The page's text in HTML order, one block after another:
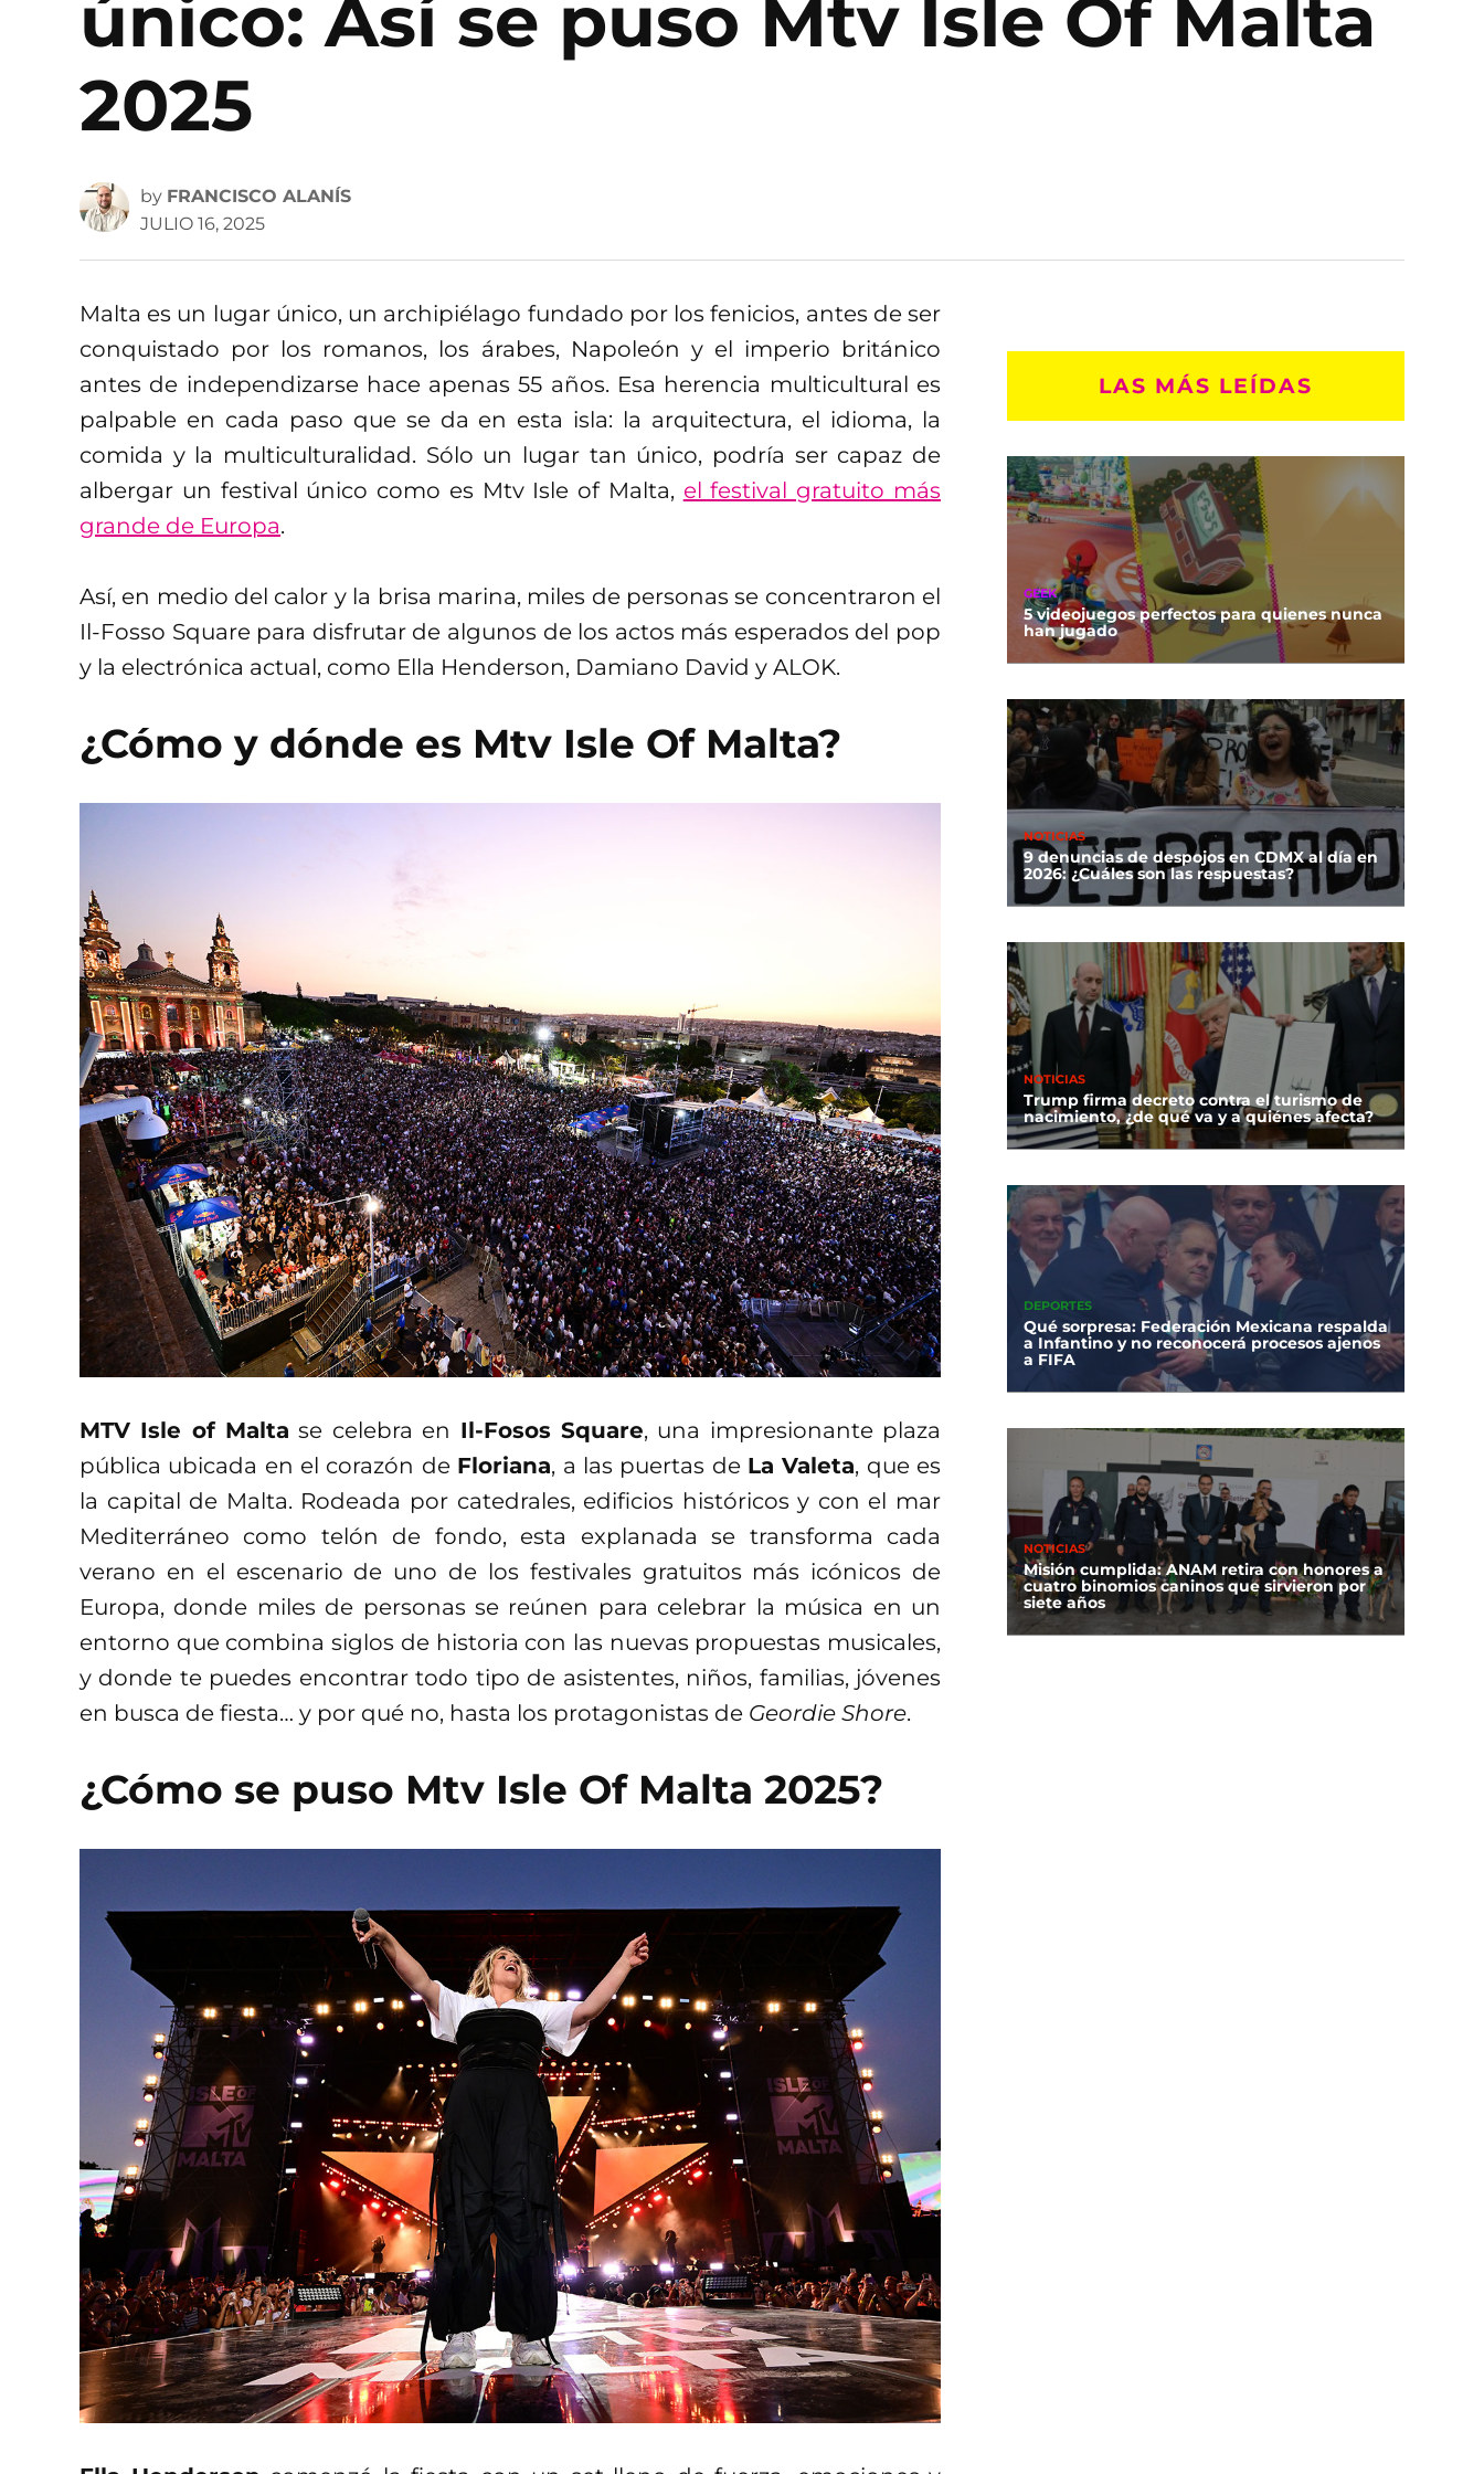
único: Así se puso Mtv Isle Of Malta
2025
by FRANCISCO ALANÍS
JULIO 16, 2025
Malta es un lugar único, un archipiélago fundado por los fenicios, antes de ser
conquistado por los romanos, los árabes, Napoleón y el imperio británico
antes de independizarse hace apenas 55 años. Esa herencia multicultural es
palpable en cada paso que se da en esta isla: la arquitectura, el idioma, la
comida y la multiculturalidad. Sólo un lugar tan único, podría ser capaz de
albergar un festival único como es Mtv Isle of Malta, el festival gratuito más
grande de Europa.
Así, en medio del calor y la brisa marina, miles de personas se concentraron el
Il-Fosso Square para disfrutar de algunos de los actos más esperados del pop
y la electrónica actual, como Ella Henderson, Damiano David y ALOK.
¿Cómo y dónde es Mtv Isle Of Malta?
MTV Isle of Malta se celebra en Il-Fosos Square, una impresionante plaza
pública ubicada en el corazón de Floriana, a las puertas de La Valeta, que es
la capital de Malta. Rodeada por catedrales, edificios históricos y con el mar
Mediterráneo como telón de fondo, esta explanada se transforma cada
verano en el escenario de uno de los festivales gratuitos más icónicos de
Europa, donde miles de personas se reúnen para celebrar la música en un
entorno que combina siglos de historia con las nuevas propuestas musicales,
y donde te puedes encontrar todo tipo de asistentes, niños, familias, jóvenes
en busca de fiesta… y por qué no, hasta los protagonistas de Geordie Shore.
¿Cómo se puso Mtv Isle Of Malta 2025?
LAS MÁS LEÍDAS
GEEK
5 videojuegos perfectos para quienes nunca
han jugado
NOTICIAS
9 denuncias de despojos en CDMX al día en
2026: ¿Cuáles son las respuestas?
NOTICIAS
Trump firma decreto contra el turismo de
nacimiento, ¿de qué va y a quiénes afecta?
DEPORTES
Qué sorpresa: Federación Mexicana respalda
a Infantino y no reconocerá procesos ajenos
a FIFA
NOTICIAS
Misión cumplida: ANAM retira con honores a
cuatro binomios caninos que sirvieron por
siete años